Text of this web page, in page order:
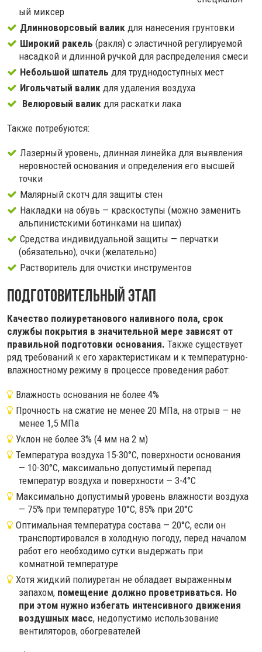
ый миксер
Длинноворсовый валик для нанесения грунтовки
Широкий ракель (ракля) с эластичной регулируемой
насадкой и длинной ручкой для распределения смеси
Небольшой шпатель для труднодоступных мест
Игольчатый валикдля удаления воздуха
Велюровый валик для раскатки лака
Также потребуются:
Лазерный уровень, длинная линейка для выявления
неровностей основания и определения его высшей
точки
Малярный скотч для защиты стен
Накладки на обувь — краскоступы (можно заменить
альпинистскими ботинками на шипах)
Средства индивидуальной защиты — перчатки
(обязательно), очки (желательно)
Растворитель для очистки инструментов
Подготовительный этап
Качество полиуретанового наливного пола, срок
службы покрытия в значительной мере зависят от
правильной подготовки основания. Также существует
ряд требований к его характеристикам и к температурно-
влажностному режиму в процессе проведения работ:
Влажность основания не более 4%
Прочность на сжатие не менее 20 МПа, на отрыв — не
менее 1,5 МПа
Уклон не более 3% (4 мм на 2 м)
Температура воздуха 15-30°С, поверхности основания
— 10-30°С, максимально допустимый перепад
температур воздуха и поверхности — 3-4°С
Максимально допустимый уровень влажности воздуха
— 75% при температуре 10°С, 85% при 20°С
Оптимальная температура состава — 20°С, если он
транспортировался в холодную погоду, перед началом
работ его необходимо сутки выдержать при
комнатной температуре
Хотя жидкий полиуретан не обладает выраженным
запахом, помещение должно проветриваться. Но
при этом нужно избегать интенсивного движения
воздушных масс, недопустимо использование
вентиляторов, обогревателей